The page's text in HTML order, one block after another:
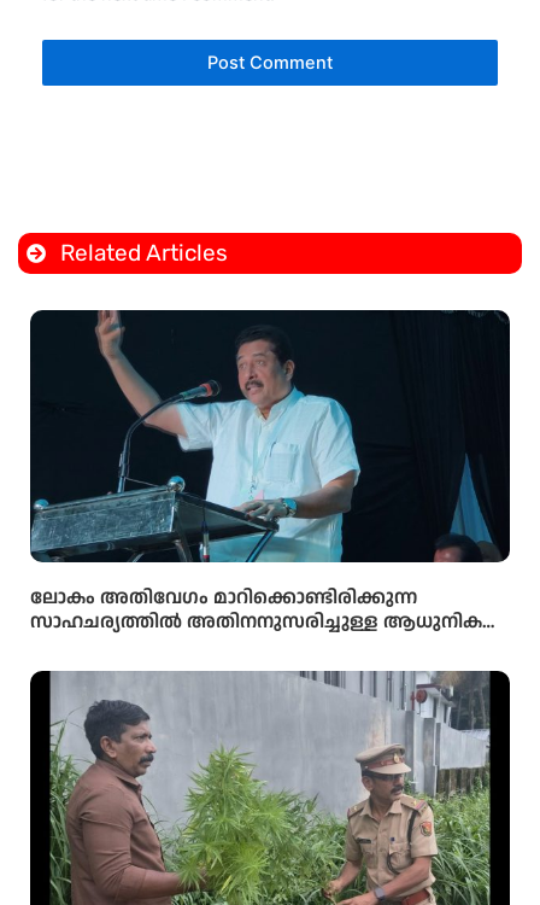
Related Articles
ലോകം അതിവേഗം മാറിക്കൊണ്ടിരിക്കുന്ന
സാഹചര്യത്തിൽ അതിനനുസരിച്ചുള്ള ആധുനിക
വിദ്യാർഥികൾക്ക് ലഭ്യമാക്കുകയാണ് സർക്കാരിന്റെ
ലക്ഷ്യമെന്ന് സംസ്ഥാന വിദ്യാഭ്യാസ മന്ത്രി അഡ്വ.എൻ.
ഷംസുദ്ദീൻ